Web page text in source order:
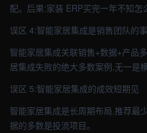
配。后果:家装 ERP买完一年不知
误区 4:智能家居集成是销售团队的事
智能家居集成关联销售+数据+产品
居集成失败的绝大多数案例,无一是
误区 5:智能家居集成的成效短期见
智能家居集成是长周期布局,推荐最
据的多数是投流项目。